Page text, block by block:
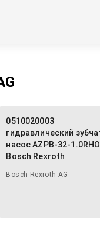
0510020003
гидравлический
насос AZPB-32-
Bosch Rexroth
Bosch Rexroth AG